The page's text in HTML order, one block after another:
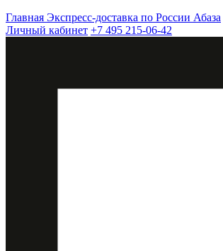
Главная Экспресс-доставка по России Абаза
Личный кабинет +7 495 215-06-42